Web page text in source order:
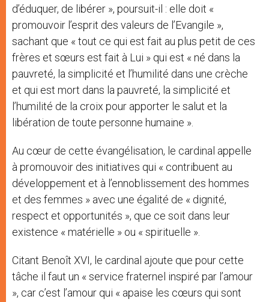
d’éduquer, de libérer », poursuit-il : elle doit «
promouvoir l’esprit des valeurs de l’Evangile »,
sachant que « tout ce qui est fait au plus petit de ces
frères et sœurs est fait à Lui » qui est « né dans la
pauvreté, la simplicité et l’humilité dans une crèche
et qui est mort dans la pauvreté, la simplicité et
l’humilité de la croix pour apporter le salut et la
libération de toute personne humaine ».
Au cœur de cette évangélisation, le cardinal appelle
à promouvoir des initiatives qui « contribuent au
développement et à l’ennoblissement des hommes
et des femmes » avec une égalité de « dignité,
respect et opportunités », que ce soit dans leur
existence « matérielle » ou « spirituelle ».
Citant Benoît XVI, le cardinal ajoute que pour cette
tâche il faut un « service fraternel inspiré par l’amour
», car c’est l’amour qui « apaise les cœurs qui sont